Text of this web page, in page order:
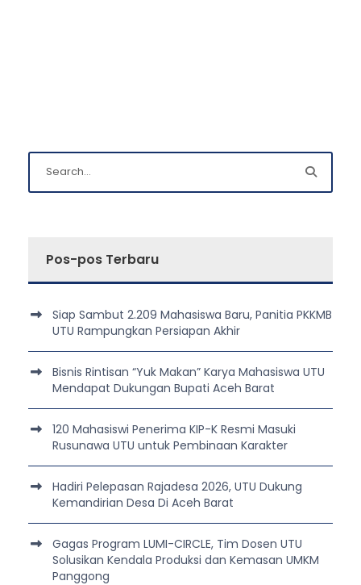
Pos-pos Terbaru
Siap Sambut 2.209 Mahasiswa Baru, Panitia PKKMB
UTU Rampungkan Persiapan Akhir
Bisnis Rintisan “Yuk Makan” Karya Mahasiswa UTU
Mendapat Dukungan Bupati Aceh Barat
120 Mahasiswi Penerima KIP-K Resmi Masuki
Rusunawa UTU untuk Pembinaan Karakter
Hadiri Pelepasan Rajadesa 2026, UTU Dukung
Kemandirian Desa Di Aceh Barat
Gagas Program LUMI-CIRCLE, Tim Dosen UTU
Solusikan Kendala Produksi dan Kemasan UMKM
Panggong